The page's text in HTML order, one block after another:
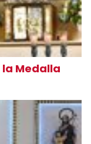
Medalla